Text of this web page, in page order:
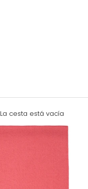
La cesta está vacía